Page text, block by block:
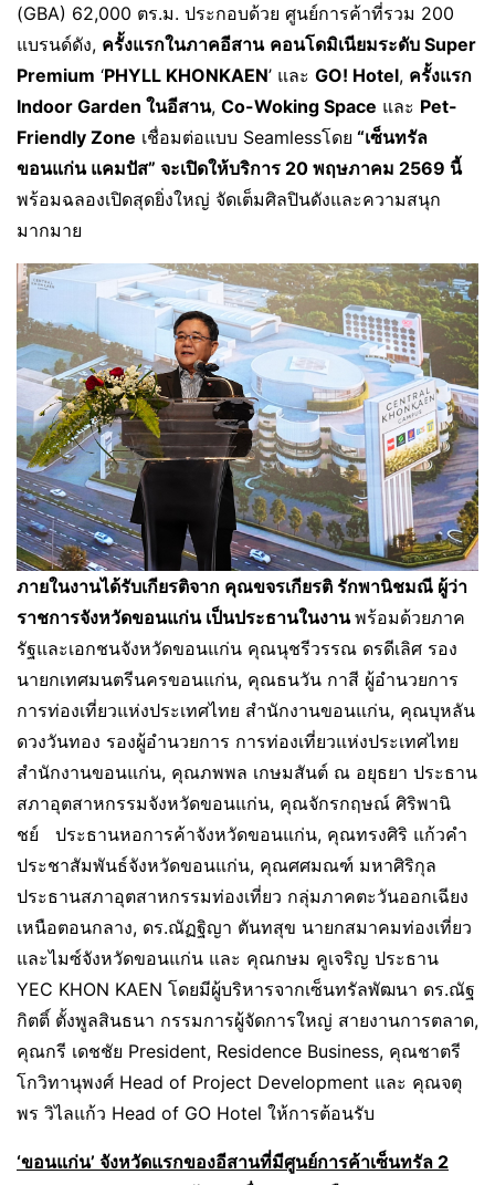
(GBA) 62,000 ตร.ม. ประกอบด้วย ศูนย์การค้าที่รวม 200
แบรนด์ดัง, ครั้งแรกในภาคอีสาน คอนโดมิเนียมระดับ Super
Premium ‘PHYLL KHONKAEN’ และ GO! Hotel, ครั้งแรก
Indoor Garden ในอีสาน, Co-Woking Space และ Pet-
Friendly Zone เชื่อมต่อแบบ Seamlessโดย “เซ็นทรัล
ขอนแก่น แคมปัส” จะเปิดให้บริการ 20 พฤษภาคม 2569 นี้
พร้อมฉลองเปิดสุดยิ่งใหญ่ จัดเต็มศิลปินดังและความสนุก
มากมาย
ภายในงานได้รับเกียรติจาก คุณขจรเกียรติ รักพานิชมณี ผู้ว่า
ราชการจังหวัดขอนแก่น เป็นประธานในงานพร้อมด้วยภาค
รัฐและเอกชนจังหวัดขอนแก่น คุณนุชรีวรรณ ดรดีเลิศ รอง
นายกเทศมนตรีนครขอนแก่น, คุณธนวัน กาสี ผู้อำนวยการ
การท่องเที่ยวแห่งประเทศไทย สำนักงานขอนแก่น, คุณบุหลัน
ดวงวันทอง รองผู้อำนวยการ การท่องเที่ยวแห่งประเทศไทย
สำนักงานขอนแก่น, คุณภพพล เกษมสันต์ ณ อยุธยา ประธาน
สภาอุตสาหกรรมจังหวัดขอนแก่น, คุณจักรกฤษณ์ ศิริพานิ
ชย์ ประธานหอการค้าจังหวัดขอนแก่น, คุณทรงศิริ แก้วคำ
ประชาสัมพันธ์จังหวัดขอนแก่น, คุณศศมณฑ์ มหาศิริกุล
ประธานสภาอุตสาหกรรมท่องเที่ยว กลุ่มภาคตะวันออกเฉียง
เหนือตอนกลาง, ดร.ณัฏฐิญา ตันทสุข นายกสมาคมท่องเที่ยว
และไมซ์จังหวัดขอนแก่น และ คุณกษม คูเจริญ ประธาน
YEC KHON KAEN โดยมีผู้บริหารจากเซ็นทรัลพัฒนา ดร.ณัฐ
กิตติ์ ตั้งพูลสินธนา กรรมการผู้จัดการใหญ่ สายงานการตลาด,
คุณกรี เดชชัย President, Residence Business, คุณชาตรี
โกวิทานุพงศ์ Head of Project Development และ คุณจตุ
พร วิไลแก้ว Head of GO Hotel ให้การต้อนรับ
‘ขอนแก่น’ จังหวัดแรกของอีสานที่มีศูนย์การค้าเซ็นทรัล 2